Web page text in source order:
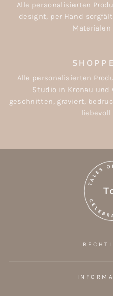
Alle personalisierten
designt, per Hand
Alle personalisierten
Studio in Kronau und
geschnitten, graviert,
liebevoll